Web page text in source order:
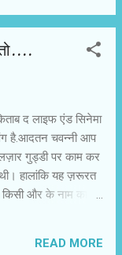
लेकिन बता नहीं पाते
इस लेख को लिखने की
कर संदर्भ से अलग कर
द लाइफ एंड सिनेमा
है.आदतन चवन्नी आप
गुड्डी पर काम कर
हालांकि यह ज़रूरत
और के नाम का
एक लड़की को आते-जाते
वह रजनी भाई की बेटी
READ MORE